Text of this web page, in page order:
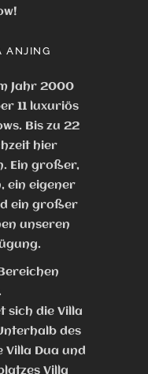
ANJING
Jahr 2000
11 luxuriös
Bis zu 22
hier
Ein großer,
ein eigener
ein großer
unseren
sich die Villa
des
Villa Dua und
Villa